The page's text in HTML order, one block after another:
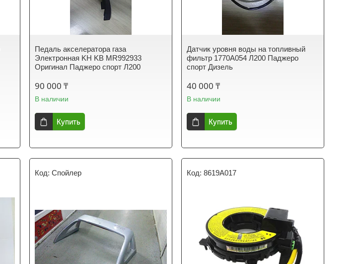
Педаль акселератора газа
Электронная KH KB MR992933
Оригинал Паджеро спорт Л200
90 000 ₸
В наличии
Купить
Датчик уровня воды на топливный
фильтр 1770A054 Л200 Паджеро
спорт Дизель
40 000 ₸
В наличии
Купить
Спойлер 8619A017